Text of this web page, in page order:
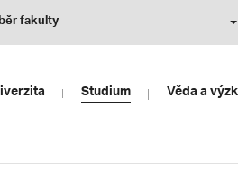
fakulty
Studium Věda a